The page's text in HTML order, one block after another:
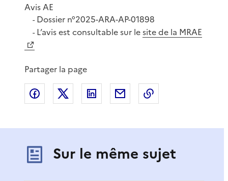
Avis AE
-Dossier n°2025-ARA-AP-01898
-L’avis est consultable sur lesite de la MRAE
Partager la page
Partager sur Facebook
Partager sur XPartager sur LinkedIn
Partager par email
Sur le même sujet